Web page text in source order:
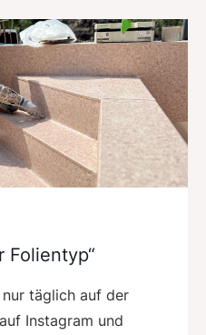
Folientyp“
täglich auf der
Instagram und